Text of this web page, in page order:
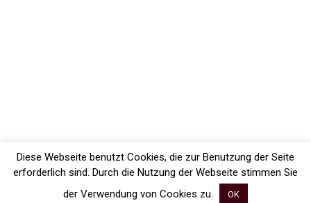
Diese Webseite benutzt Cookies, die zur Benutzung der Seite
erforderlich sind. Durch die Nutzung der Webseite stimmen Sie
der Verwendung von Cookies zu.
OK